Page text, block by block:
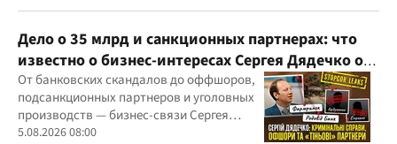
Дело о 35 млрд и санкционных партнерах: что
известно о бизнес-интересах Сергея Дядечко от
"Родовид Банка" до "ФАРМАСЕЛ"
От банковских скандалов до оффшоров,
подсанкционных партнеров и уголовных
производств — бизнес-связи Сергея
Дядечко до сих пор простираются через
5.08.2026 08:00